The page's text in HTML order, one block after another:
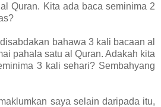
Quran. Kita ada baca seminima 2
bahawa 3 kali bacaan al
pahala satu al Quran. Adakah kita
3 kali sehari? Sembahyang
saya selain daripada itu,